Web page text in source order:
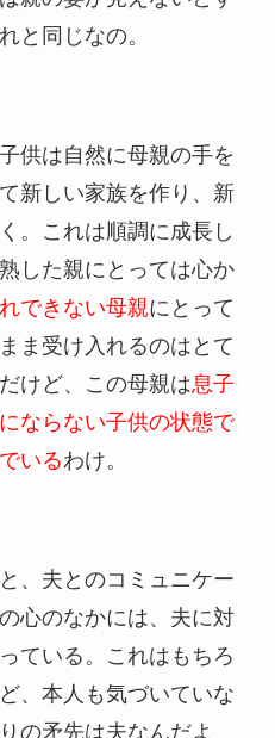
と同じなの。
供は自然に母親の手を
新しい家族を作り、新
。これは順調に成長し
した親にとっては心か
できない母親にとって
ま受け入れるのはとて
けど、この母親は息子
ならない子供の状態で
いるわけ。
、夫とのコミュニケー
心のなかには、夫に対
ている。これはもちろ
、本人も気づいていな
の矛先は夫なんだよ